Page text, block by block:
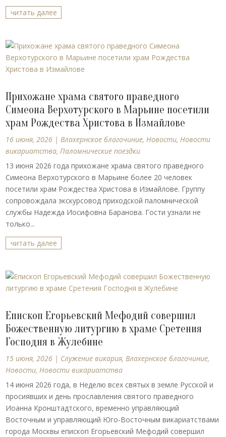
читать далее
Прихожане храма святого праведного
Симеона Верхотурского в Марьине посетили
храм Рождества Христова в Измайлове
16 июня, 2026 |Влахернское благочиние,Новости,Новости
викариатства,Паломнические поездки
13 июня 2026 года прихожане храма святого праведного
Симеона Верхотурского в Марьине более 20 человек
посетили храм Рождества Христова в Измайлове. Группу
сопровождала экскурсовод приходской паломнической
службы Надежда Иосифовна Баранова. Гости узнали не
только...
читать далее
Епископ Егорьевский Мефодий совершил
Божественную литургию в храме Сретения
Господня в Жулебине
15 июня, 2026 | Cлужение викария,Влахернское благочиние,
Новости,Новости викариатства
14 июня 2026 года, в Неделю всех святых в земле Русской и
просиявших и день прославления святого праведного
Иоанна Кронштадтского, временно управляющий
Восточным и управляющий Юго-Восточным викариатствами
города Москвы епископ Егорьевский Мефодий совершил